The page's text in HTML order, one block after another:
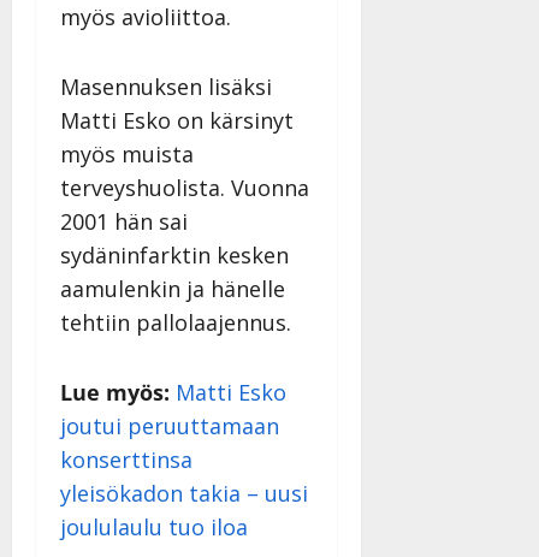
myös avioliittoa.
Masennuksen lisäksi
Matti Esko on kärsinyt
myös muista
terveyshuolista. Vuonna
2001 hän sai
sydäninfarktin kesken
aamulenkin ja hänelle
tehtiin pallolaajennus.
Lue myös: Matti Esko
joutui peruuttamaan
konserttinsa
yleisökadon takia – uusi
joululaulu tuo iloa